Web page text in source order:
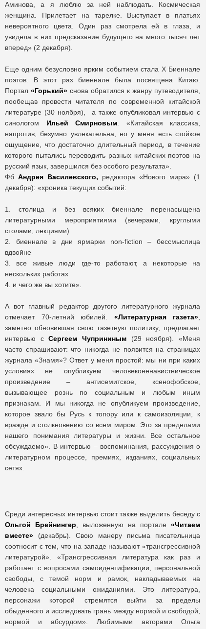
Аминова, а я люблю за ней наблюдать. Космическая
женщина. Прилетает на тарелке. Выступает в платьях
невероятного цвета. Один раз смотрела ей в глаза, и
увидела в них предсказание будущего на много тысяч лет
вперед» (2 декабря).
Еще одним безусловно ярким событием стала Х Биеннале
поэтов. В этот раз биеннале была посвящена Китаю.
Портал «Горький» снова обратился к жанру путеводителя,
пообещав провести читателя по современной китайской
литературе (30 ноября), а также опубликовал интервью с
синологом Ильей Смирновым . «Китайская классика,
напротив, безумно увлекательна; но у меня есть стойкое
ощущение, что достаточно длительный период, в течение
которого пытались переводить разных китайских поэтов на
русский язык, завершился без особого результата».
Фб Андрея Василевского, редактора «Нового мира» (1
декабря): «хроника текущих событий:
1. столица и без всяких биеннале перенасыщена
литературными мероприятиями (вечерами, круглыми
столами, лекциями)
2. биеннале в дни ярмарки non-fiction – бессмыслица
вдвойне
3. все живые люди где-то работают, а некоторые на
нескольких работах
4. и чего же вы хотите».
А вот главный редактор другого литературного журнала
отмечает 70-летний юбилей. «Литературная газета»
заметно обновившая свою газетную политику, предлагает
интервью сСергеем Чуприниным (29 ноября). «Меня
часто спрашивают: что никогда не появится на страницах
журнала «Знамя»? Ответ у меня простой: мы ни при каких
условиях не опубликуем человеконенавистническое
произведение – антисемитское, ксенофобское,
вызывающее рознь по социальным и любым иным
признакам. И мы никогда не опубликуем произведение,
которое звало бы Русь к топору или к самоизоляции, к
вражде и столкновению со всем миром. Это за пределами
нашего понимания литературы и жизни. Все остальное
обсуждаемо». В интервью – воспоминания, рассуждения о
литературном процессе, премиях, изданиях, социальных
сетях.
Среди интересных интервью стоит также выделить беседу с
Ольгой Брейнингер , выложенную на портале «Читаем
вместе» (декабрь). Свою манеру письма писательница
соотносит с тем, что на западе называют «трансгрессивной
литературой». «Трансгрессивная литература как раз и
работает с вопросами самоидентификации, персональной
свободы, с темой норм и рамок, накладываемых на
человека социальными ожиданиями. Это литература,
персонажи которой стремятся выйти за пределы
обыденного и исследовать грань между нормой и свободой,
нормой и абсурдом». Любимыми авторами Ольга